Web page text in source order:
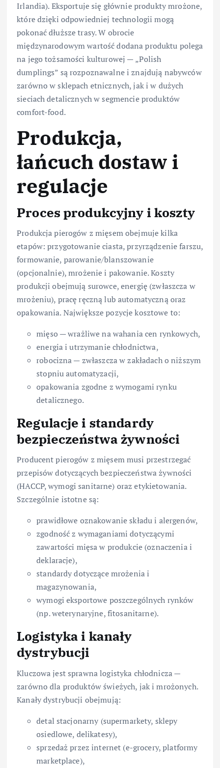
Irlandia). Eksportuje się głównie produkty mrożone,
które dzięki odpowiedniej technologii mogą
pokonać dłuższe trasy. W obrocie
międzynarodowym wartość dodana produktu polega
na jego tożsamości kulturowej — „Polish
dumplings” są rozpoznawalne i znajdują nabywców
zarówno w sklepach etnicznych, jak i w dużych
sieciach detalicznych w segmencie produktów
comfort-food.
Produkcja,
łańcuch dostaw i
regulacje
Proces produkcyjny i koszty
Produkcja pierogów z mięsem obejmuje kilka
etapów: przygotowanie ciasta, przyrządzenie farszu,
formowanie, parowanie/blanszowanie
(opcjonalnie), mrożenie i pakowanie. Koszty
produkcji obejmują surowce, energię (zwłaszcza w
mrożeniu), pracę ręczną lub automatyczną oraz
opakowania. Największe pozycje kosztowe to:
mięso — wrażliwe na wahania cen rynkowych,
energia i utrzymanie chłodnictwa,
robocizna — zwłaszcza w zakładach o niższym
stopniu automatyzacji,
opakowania zgodne z wymogami rynku
detalicznego.
Regulacje i standardy
bezpieczeństwa żywności
Producent pierogów z mięsem musi przestrzegać
przepisów dotyczących bezpieczeństwa żywności
(HACCP, wymogi sanitarne) oraz etykietowania.
Szczególnie istotne są:
prawidłowe oznakowanie składu i alergenów,
zgodność z wymaganiami dotyczącymi
zawartości mięsa w produkcie (oznaczenia i
deklaracje),
standardy dotyczące mrożenia i
magazynowania,
wymogi eksportowe poszczególnych rynków
(np. weterynaryjne, fitosanitarne).
Logistyka i kanały
dystrybucji
Kluczowa jest sprawna logistyka chłodnicza —
zarówno dla produktów świeżych, jak i mrożonych.
Kanały dystrybucji obejmują:
detal stacjonarny (supermarkety, sklepy
osiedlowe, delikatesy),
sprzedaż przez internet (e-grocery, platformy
marketplace),